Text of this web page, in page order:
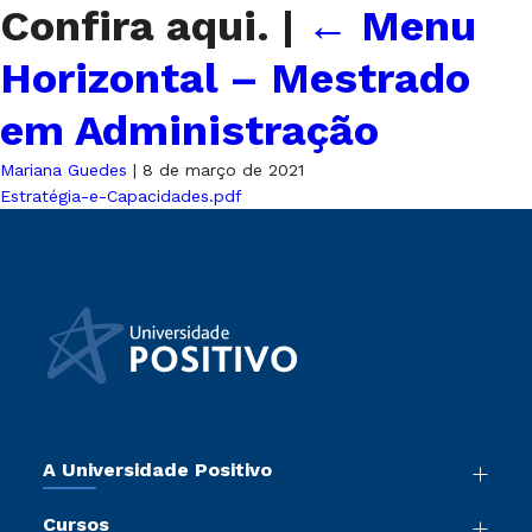
Confira aqui. | ← Menu
Horizontal – Mestrado
em Administração
Mariana Guedes | 8 de março de 2021
Estratégia-e-Capacidades.pdf
A Universidade Positivo
Cursos